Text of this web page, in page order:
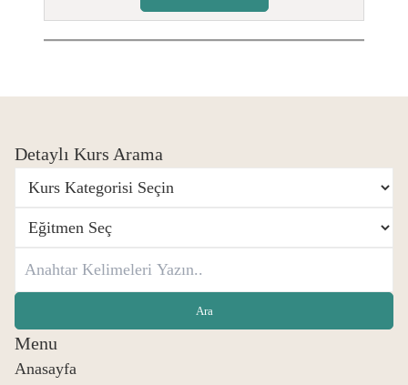
Detaylı Kurs Arama
Menu
Anasayfa